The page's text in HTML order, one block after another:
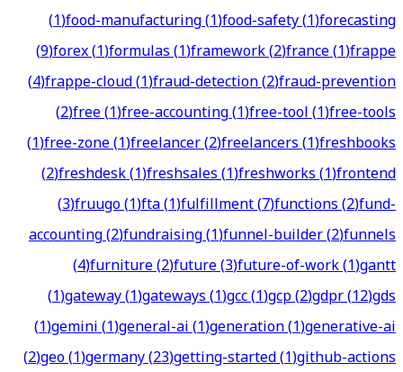
(1)food-manufacturing(1)food-safety(1)forecasting
(9)forex(1)formulas(1)framework(2)france(1)frappe
(4)frappe-cloud(1)fraud-detection(2)fraud-prevention
(2)free(1)free-accounting(1)free-tool(1)free-tools
(1)free-zone(1)freelancer(2)freelancers(1)freshbooks
(2)freshdesk(1)freshsales(1)freshworks(1)frontend
(3)fruugo(1)fta(1)fulfillment(7)functions(2)fund-
accounting(2)fundraising(1)funnel-builder(2)funnels
(4)furniture(2)future(3)future-of-work(1)gantt
(1)gateway(1)gateways(1)gcc(1)gcp(2)gdpr(12)gds
(1)gemini(1)general-ai(1)generation(1)generative-ai
(2)geo(1)germany(23)getting-started(1)github-actions